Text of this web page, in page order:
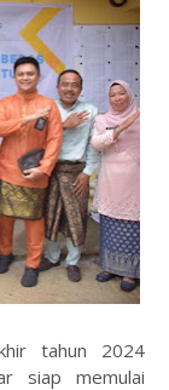
tahun 2024
siap memulai